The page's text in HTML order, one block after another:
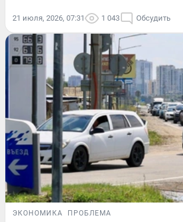
21 июля, 2026, 07:31 1 043 Обсудить
ЭКОНОМИКА ПРОБЛЕМА